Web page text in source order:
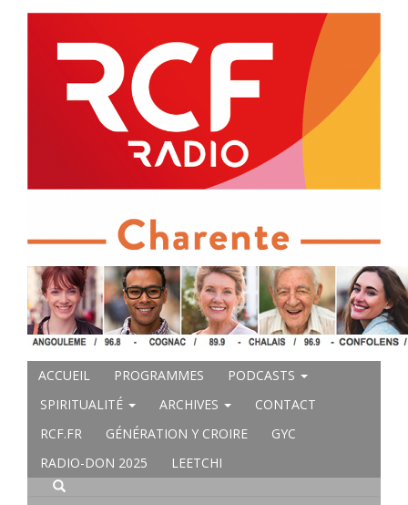
ACCUEIL PROGRAMMES
PODCASTS
SPIRITUALITÉ
ARCHIVES
CONTACT
RCF.FR
GÉNÉRATION Y CROIRE
GYC
RADIO-DON 2025
LEETCHI